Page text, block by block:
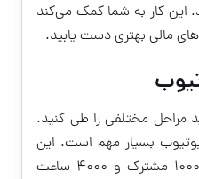
این کار به شما کمک می‌کند
مالی بهتری دست یابید.
مراحل مختلفی را طی کنید.
بسیار مهم است. این
شرایط شامل داشتن حداقل ۱۰۰۰ مشترک و ۴۰۰۰ ساعت